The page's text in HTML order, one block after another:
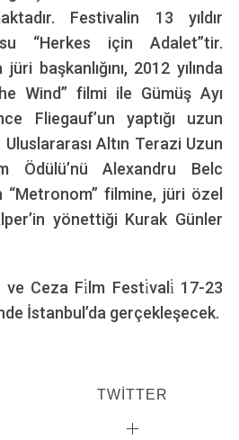
Festivalin 13 yıldır
“Herkes için Adalet”tir.
başkanlığını, 2012 yılında
Wind” filmi ile Gümüş Ayı
Fliegauf’un yaptığı uzun
Altın Terazi Uzun
Alexandru Belc
“Metronom” filmine, jüri özel
yönettiği Kurak Günler
ve Ceza Fi̇lm Festi̇vali̇ 17-23
İstanbul’da gerçekleşecek.
TWITTER